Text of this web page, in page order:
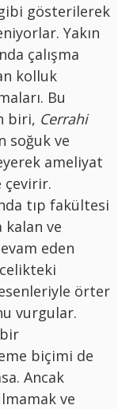
gösterilerek
Yakın
çalışma
kolluk
Bu
biri, Cerrahi
soğuk ve
ameliyat
çevirir.
tıp fakültesi
kalan ve
eden
örter
vurgular.
biçimi de
Ancak
ve